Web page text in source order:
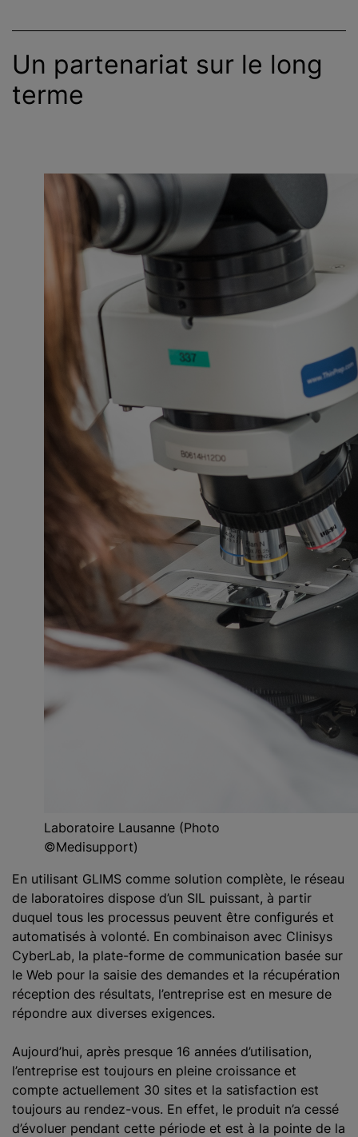
Un partenariat sur le long
terme
Laboratoire Lausanne (Photo
©Medisupport)
En utilisant GLIMS comme solution complète, le réseau
de laboratoires dispose d’un SIL puissant, à partir
duquel tous les processus peuvent être configurés et
automatisés à volonté. En combinaison avec Clinisys
CyberLab, la plate-forme de communication basée sur
le Web pour la saisie des demandes et la récupération
réception des résultats, l’entreprise est en mesure de
répondre aux diverses exigences.
Aujourd’hui, après presque 16 années d’utilisation,
l’entreprise est toujours en pleine croissance et
compte actuellement 30 sites et la satisfaction est
toujours au rendez-vous. En effet, le produit n’a cessé
d’évoluer pendant cette période et est à la pointe de la